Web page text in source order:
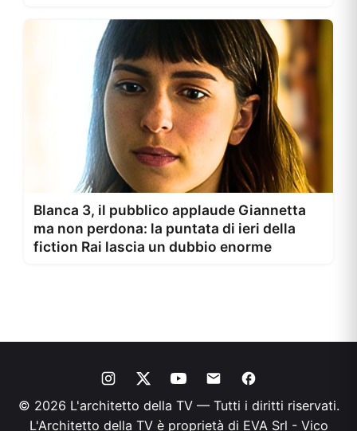
Blanca 3, il pubblico applaude Giannetta
ma non perdona: la puntata di ieri della
fiction Rai lascia un dubbio enorme
© 2026 L'architetto della TV — Tutti i diritti riservati.
L'Architetto della TV è proprietà di EVA Srl - Vico